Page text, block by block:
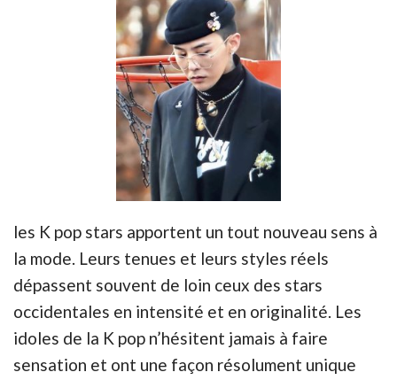
les K pop stars apportent un tout nouveau sens à
la mode. Leurs tenues et leurs styles réels
dépassent souvent de loin ceux des stars
occidentales en intensité et en originalité. Les
idoles de la K pop n’hésitent jamais à faire
sensation et ont une façon résolument unique